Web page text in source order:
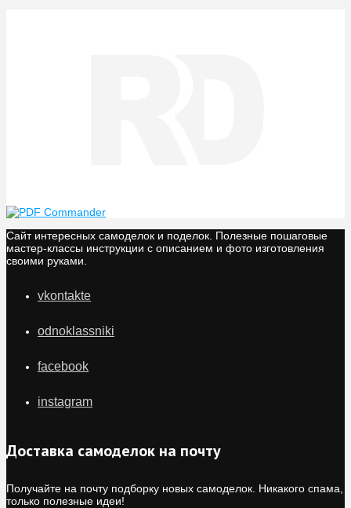
Сайт интересных самоделок и поделок. Полезные пошаговые
мастер-классы инструкции с описанием и фото изготовления
своими руками.
vkontakte
odnoklassniki
facebook
instagram
Доставка самоделок на почту
Получайте на почту подборку новых самоделок. Никакого спама,
только полезные идеи!